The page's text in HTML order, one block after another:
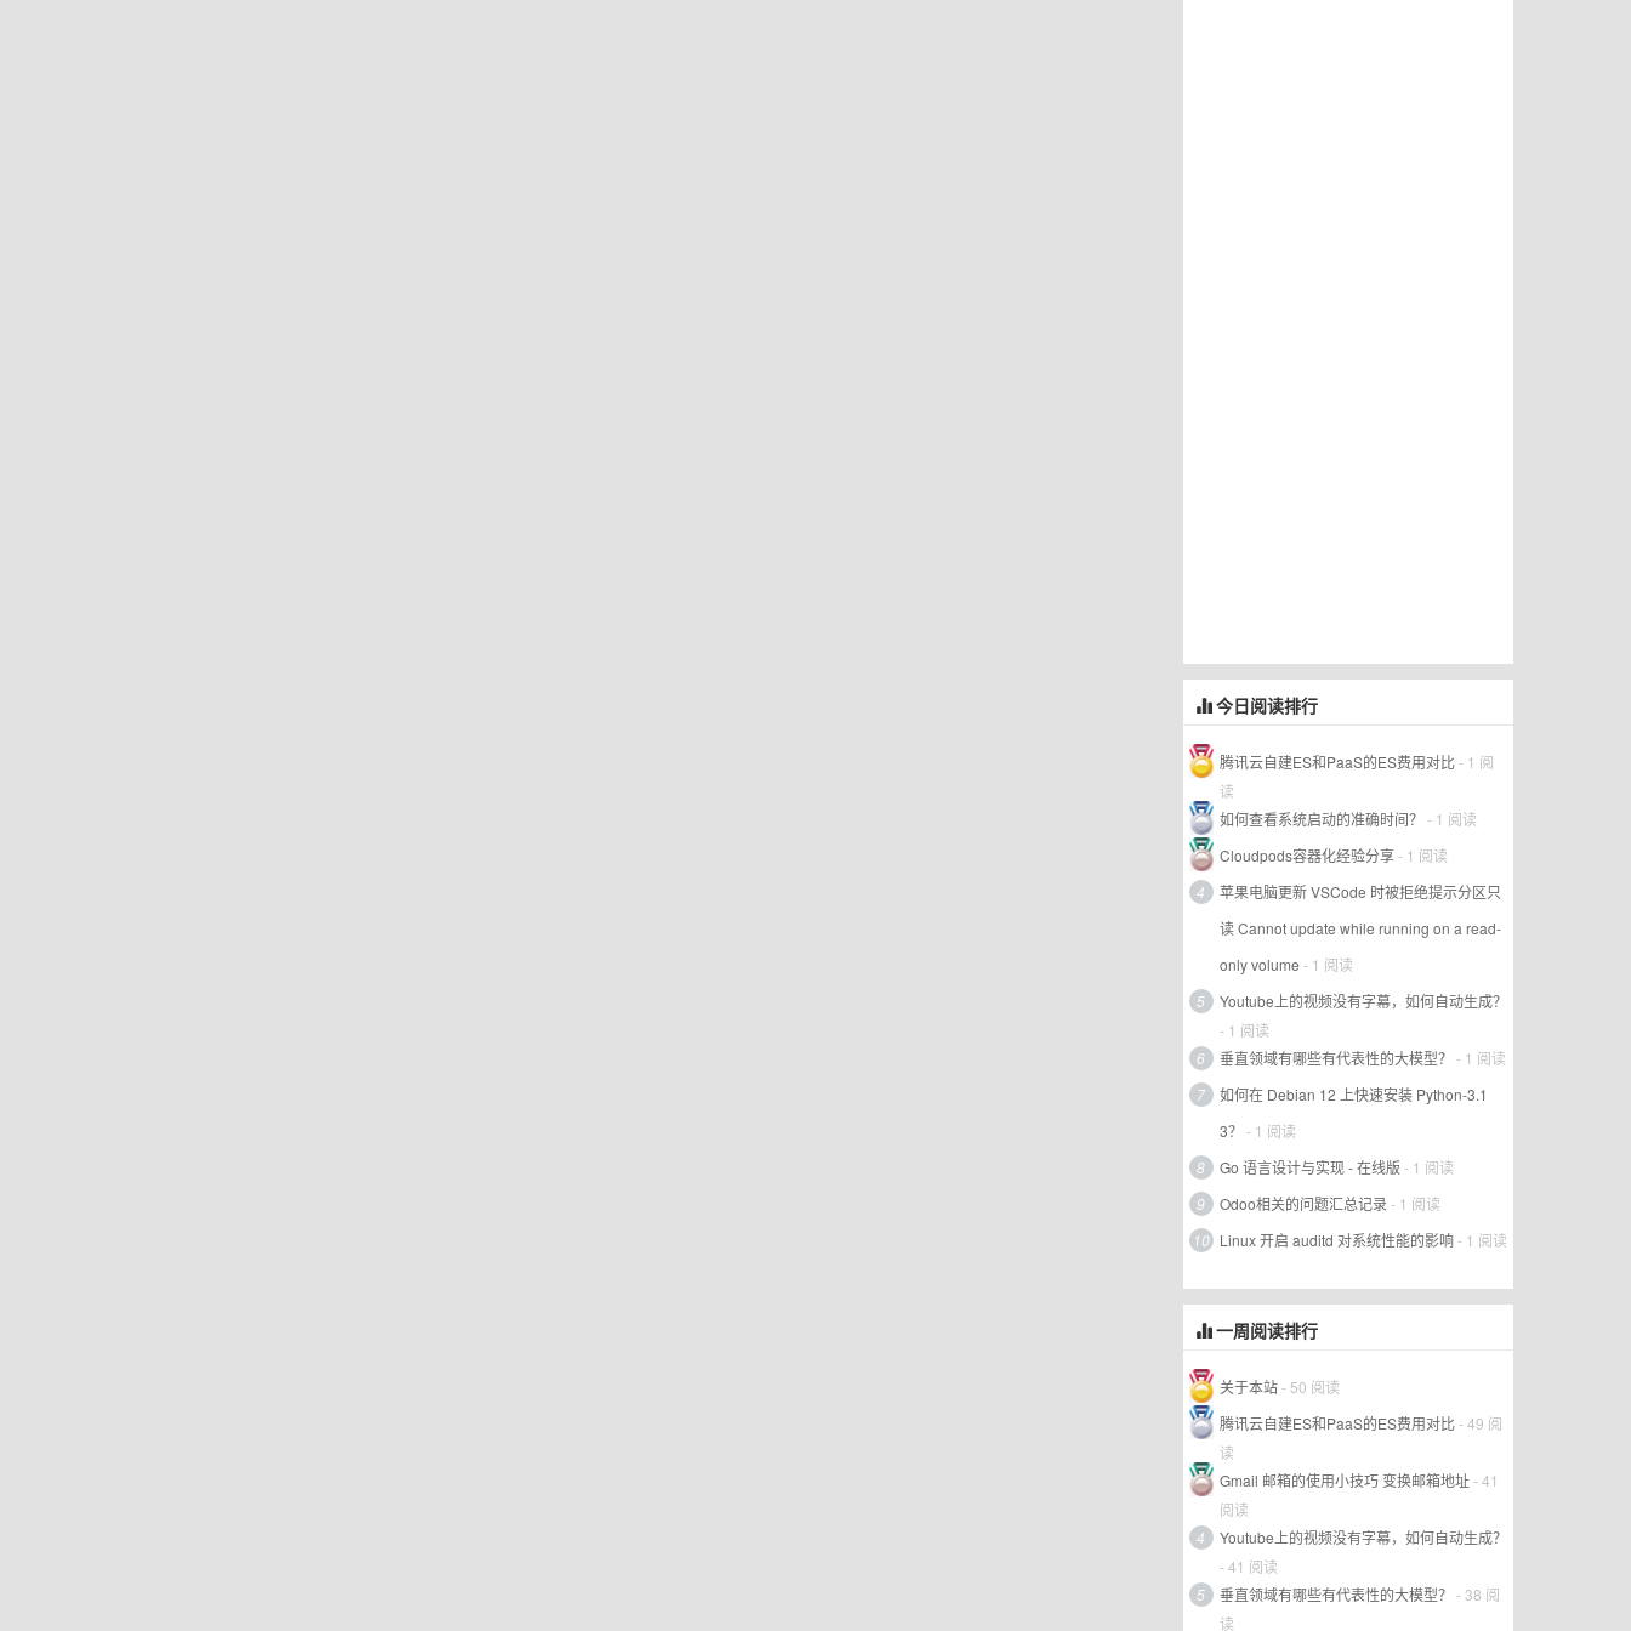
今日阅读排行
腾讯云自建ES和PaaS的ES费用对比- 1 阅
读
如何查看系统启动的准确时间？ - 1 阅读
Cloudpods容器化经验分享- 1 阅读
4
苹果电脑更新 VSCode 时被拒绝提示分区只
读 Cannot update while running on a read-
only volume - 1 阅读
5
Youtube上的视频没有字幕，如何自动生成？
- 1 阅读
6
垂直领域有哪些有代表性的大模型？ - 1 阅读
7
如何在 Debian 12 上快速安装 Python-3.1
3？ - 1 阅读
8
Go 语言设计与实现 - 在线版 - 1 阅读
9
Odoo相关的问题汇总记录- 1 阅读
10 Linux 开启 auditd 对系统性能的影响- 1 阅读
一周阅读排行
关于本站- 50 阅读
腾讯云自建ES和PaaS的ES费用对比- 49 阅
读
Gmail 邮箱的使用小技巧 变换邮箱地址- 41
阅读
4
Youtube上的视频没有字幕，如何自动生成？
- 41 阅读
5
垂直领域有哪些有代表性的大模型？ - 38 阅
读